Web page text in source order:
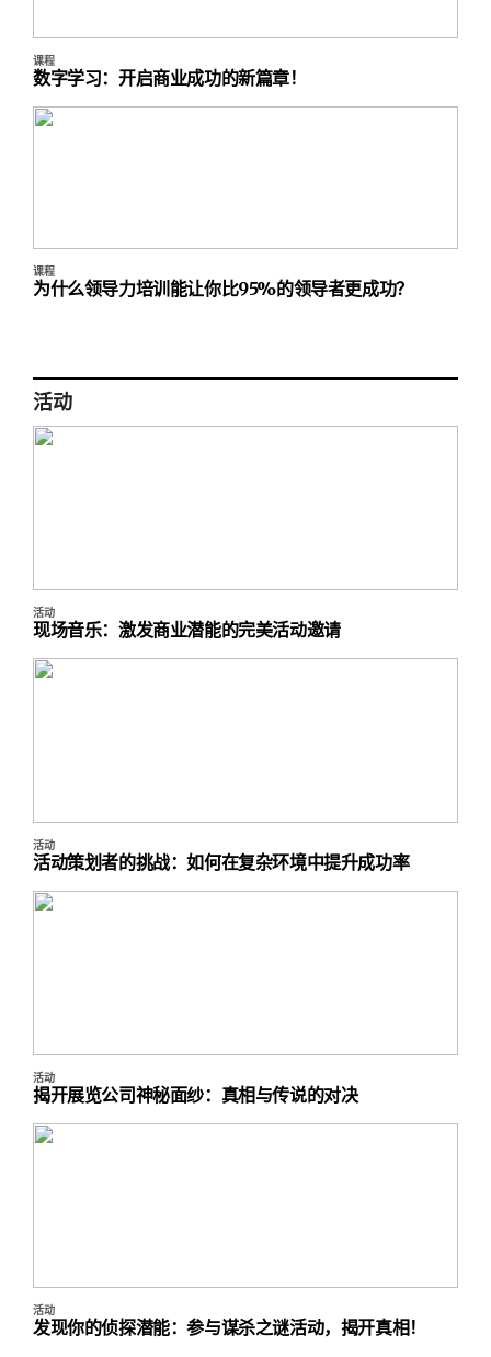
数字学习：开启商业成功的新篇章！
课程
为什么领导力培训能让你比95%的领导者更成功？
课程
活动
现场音乐：激发商业潜能的完美活动邀请
活动
活动策划者的挑战：如何在复杂环境中提升成功率
活动
揭开展览公司神秘面纱：真相与传说的对决
活动
发现你的侦探潜能：参与谋杀之谜活动，揭开真相！
活动